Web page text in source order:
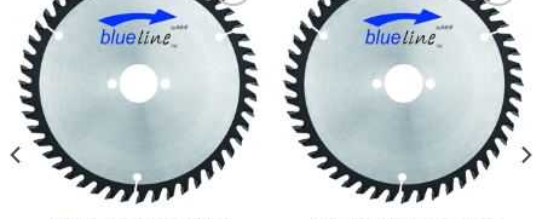
hinzufügen
hinzufügen